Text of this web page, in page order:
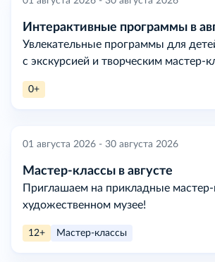
Интерактивные программы в
Увлекательные программы для
с экскурсией и творческим мастер-
0+
01 августа 2026 - 30 августа 2026
Мастер-классы в августе
Приглашаем на прикладные
художественном музее!
12+ Мастер-классы